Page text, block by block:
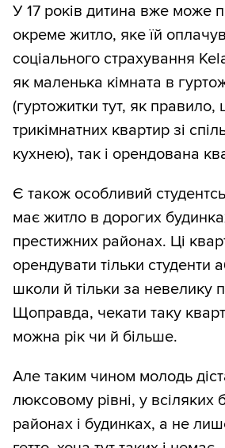
У 17 років дитина вже може
окреме житло, яке їй
соціального страхування
як маленька кімната в
(гуртожитки тут, як
трикімнатних квартир зі
кухнею), так і орендована
Є також особливий
має житло в дорогих
престижних районах. Ці
орендувати тільки студенти
школи й тільки за невелику
Щоправда, чекати таку
можна рік чи й більше.
Але таким чином молодь
люксовому рівні, у всіляких
районах і будинках, а не